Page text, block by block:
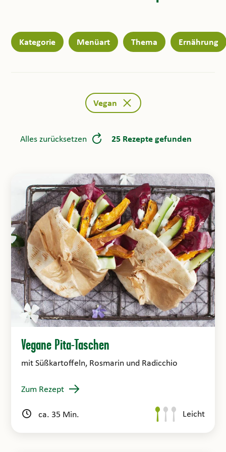
Kategorie Menüart Thema Ernährung
Vegan
Alles zurücksetzen 25 Rezepte gefunden
Vegane Pita-Taschen
mit Süßkartoffeln, Rosmarin und Radicchio
Zum Rezept
ca. 35 Min. Leicht